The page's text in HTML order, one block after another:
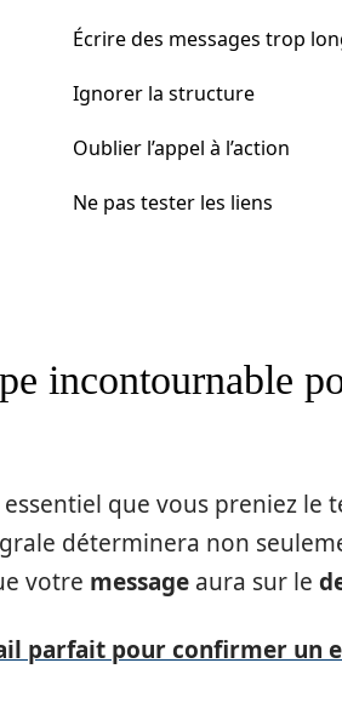
Écrire des messages trop
Ignorer la structure
Oublier l’appel à l’action
Ne pas tester les liens
incontournable
que vous preniez le
déterminera non
votre message aura sur le
parfait pour confirmer un